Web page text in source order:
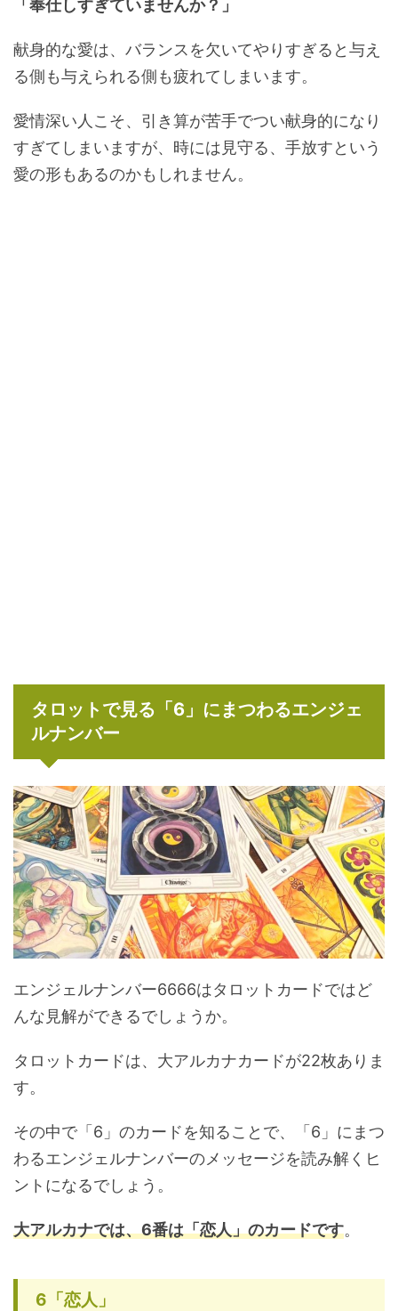
「奉仕しすぎていませんか？」
献身的な愛は、バランスを欠いてやりすぎると与え
る側も与えられる側も疲れてしまいます。
愛情深い人こそ、引き算が苦手でつい献身的になり
すぎてしまいますが、時には見守る、手放すという
愛の形もあるのかもしれません。
タロットで見る「6」にまつわるエンジェ
ルナンバー
エンジェルナンバー6666はタロットカードではど
んな見解ができるでしょうか。
タロットカードは、大アルカナカードが22枚ありま
す。
その中で「6」のカードを知ることで、「6」にまつ
わるエンジェルナンバーのメッセージを読み解くヒ
ントになるでしょう。
大アルカナでは、6番は「恋人」のカードです。
6「恋人」